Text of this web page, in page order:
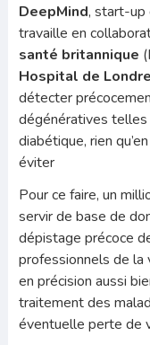
DeepMind, start-up
travaille en
santé britannique
Hospital de
détecter
dégénératives
diabétique, rien
éviter
Pour ce faire, un
servir de base de
dépistage précoce
professionnels de la
en précision aussi
traitement des
éventuelle perte de